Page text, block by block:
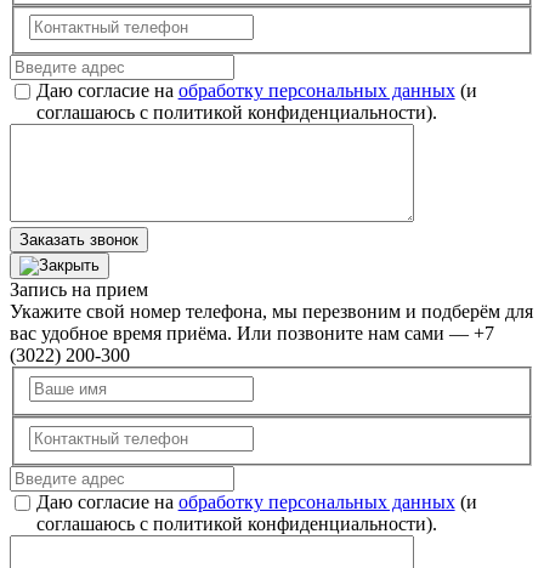
Даю согласие на обработку персональных данных(и
соглашаюсь с политикой конфиденциальности).
Заказать звонок
Запись на прием
Укажите свой номер телефона, мы перезвоним и подберём для
вас удобное время приёма. Или позвоните нам сами — +7
(3022) 200-300
Даю согласие на обработку персональных данных(и
соглашаюсь с политикой конфиденциальности).